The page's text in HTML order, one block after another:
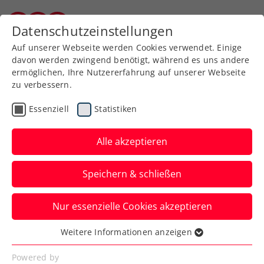
Zurück zur Newsübersicht
Turniere
Generali Open Kitzbühel:
Bitteres Karriereende für
Oswald
Der Routinier unterliegt mit ÖTV-
Youngster Joel Schwärzler nach vier
vergebenen Matchbällen.
Verfasst von: Manuel Wachta, 23.07.2024
Datenschutzeinstellungen
Auf unserer Webseite werden Cookies verwendet. Einige
davon werden zwingend benötigt, während es uns andere
ermöglichen, Ihre Nutzererfahrung auf unserer Webseite
zu verbessern.
Essenziell Statistiken
Alle akzeptieren
Speichern & schließen
Nur essenzielle Cookies akzeptieren
Essenziell
Essenzielle Cookies werden für grundlegende
Weitere Informationen anzeigen
Powered by